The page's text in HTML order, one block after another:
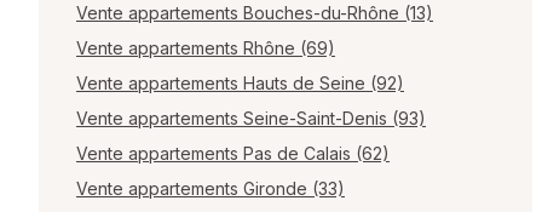
Vente appartements Bouches-du-Rhône (13)
Vente appartements Rhône (69)
Vente appartements Hauts de Seine (92)
Vente appartements Seine-Saint-Denis (93)
Vente appartements Pas de Calais (62)
Vente appartements Gironde (33)